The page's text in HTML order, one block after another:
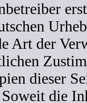
Art der
dieser
Soweit die